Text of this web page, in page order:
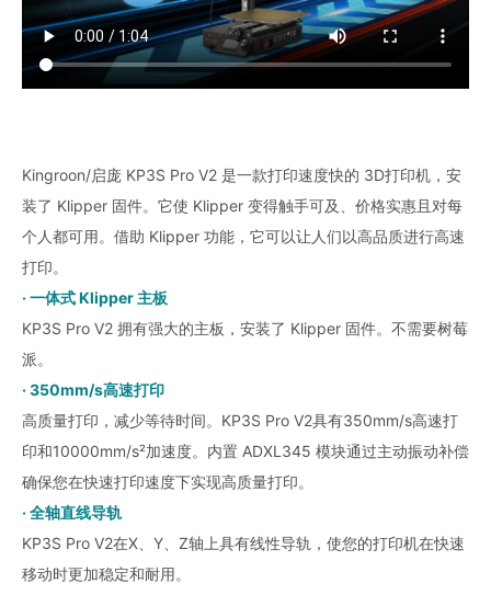
Kingroon/启庞 KP3S Pro V2 是一款打印速度快的 3D打印机，安
装了 Klipper 固件。它使 Klipper 变得触手可及、价格实惠且对每
个人都可用。借助 Klipper 功能，它可以让人们以高品质进行高速
打印。
· 一体式 Klipper 主板
KP3S Pro V2 拥有强大的主板，安装了 Klipper 固件。不需要树莓
派。
· 350mm/s高速打印
高质量打印，减少等待时间。KP3S Pro V2具有350mm/s高速打
印和10000mm/s²加速度。内置 ADXL345 模块通过主动振动补偿
确保您在快速打印速度下实现高质量打印。
· 全轴直线导轨
KP3S Pro V2在X、Y、Z轴上具有线性导轨，使您的打印机在快速
移动时更加稳定和耐用。